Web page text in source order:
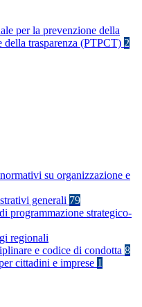
per la prevenzione della
della trasparenza (PTPCT) 2
su organizzazione e
generali 79
programmazione strategico-
regionali
e codice di condotta 8
cittadini e imprese 1